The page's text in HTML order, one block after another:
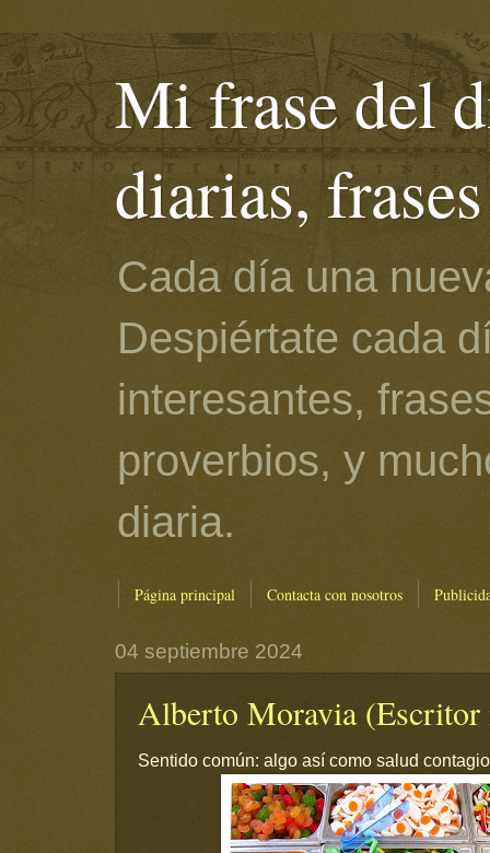
Mi frase del
diarias,
Cada día una
Despiértate cada
interesantes,
proverbios, y
diaria.
Página principal Contacta con nosotros
04 septiembre 2024
Alberto Moravia (Escritor
Sentido común: algo así como salud